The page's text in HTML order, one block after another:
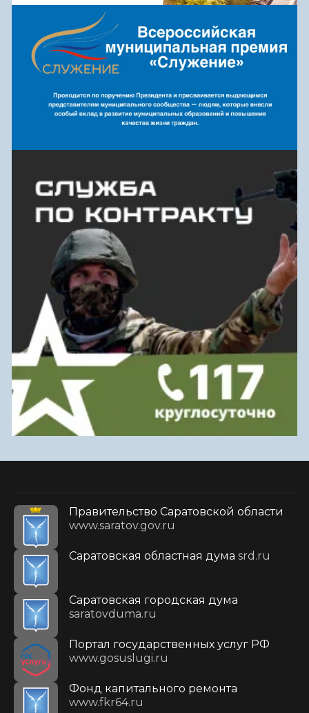
Правительство Саратовской области
www.saratov.gov.ru
Саратовская областная дума srd.ru
Саратовская городская дума
saratovduma.ru
Портал государственных услуг РФ
www.gosuslugi.ru
Фонд капитального ремонта
www.fkr64.ru